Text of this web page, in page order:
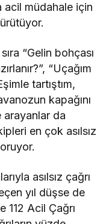
müdahale için
“Gelin bohçası
“Uçağım
tartıştım,
kapağını
arayanlar da
en çok asılsız
asılsız çağrı
yıl düşse de
112 Acil Çağrı